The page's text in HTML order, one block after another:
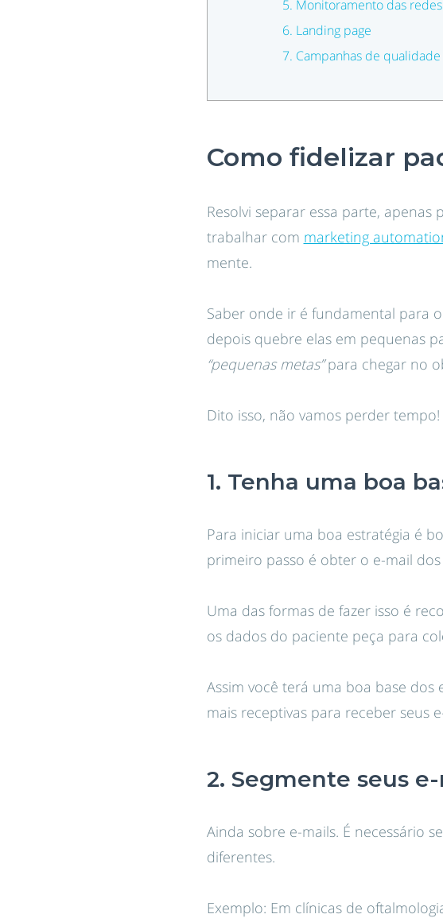
5. Monitoramento das
6. Landing page
7. Campanhas de
Como fidelizar
Resolvi separar essa parte,
trabalhar com marketing
mente.
Saber onde ir é fundamental para
depois quebre elas em pequenas
“pequenas metas”para chegar no
Dito isso, não vamos perder tempo!
1. Tenha uma boa
Para iniciar uma boa estratégia é
primeiro passo é obter o e-mail
Uma das formas de fazer isso é
os dados do paciente peça para
Assim você terá uma boa base
mais receptivas para receber seus
2. Segmente seus
Ainda sobre e-mails. É necessário
diferentes.
Exemplo: Em clínicas de